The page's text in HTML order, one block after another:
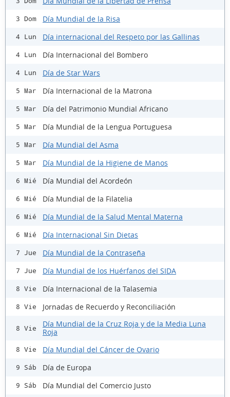
3 Dom Día Mundial de la Risa
4 Lun Día internacional del Respeto por las Gallinas
4 Lun Día Internacional del Bombero
4 Lun Día de Star Wars
5 Mar Día Internacional de la Matrona
5 Mar Día del Patrimonio Mundial Africano
5 Mar Día Mundial de la Lengua Portuguesa
5 Mar Día Mundial del Asma
5 Mar Día Mundial de la Higiene de Manos
6 Mié Día Mundial del Acordeón
6 Mié Día Mundial de la Filatelia
6 Mié Día Mundial de la Salud Mental Materna
6 Mié Día Internacional Sin Dietas
7 Jue Día Mundial de la Contraseña
7 Jue Día Mundial de los Huérfanos del SIDA
8 Vie Día Internacional de la Talasemia
8 Vie Jornadas de Recuerdo y Reconciliación
8 Vie
Día Mundial de la Cruz Roja y de la Media Luna
Roja
8 Vie Día Mundial del Cáncer de Ovario
9 Sáb Día de Europa
9 Sáb Día Mundial del Comercio Justo